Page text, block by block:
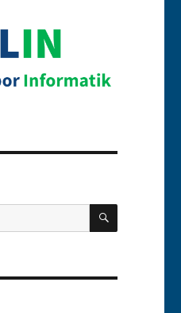
SUCHEN